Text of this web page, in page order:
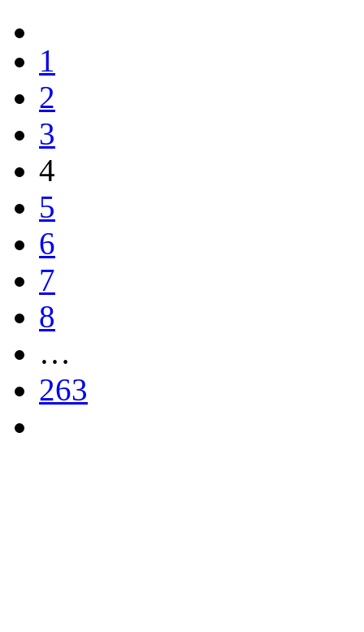
1
2
3
4
5
6
7
8
…
263